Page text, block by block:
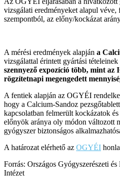
vizsgálati eredményeket alapul
szempontból, az előny/kockázat
A mérési eredmények alapján a
vizsgálattal érintett gyártási tételeinek
szennyező expozíció több, mint
rögzítetnapi megengedett
A fentiek alapján az OGYÉI
hogy a Calcium-Sandoz
kapcsolatban felmerült kockázatok
előnyök aránya oly módon változott
gyógyszer biztonságos
A határozat elérhető az OGYÉI
Forrás: Országos Gyógyszerészeti és
Intézet